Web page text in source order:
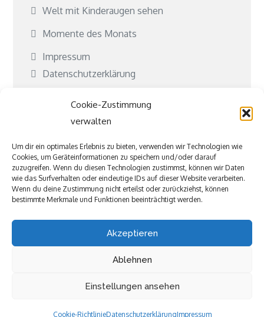
Cookie-Zustimmung
verwalten
Um dir ein optimales Erlebnis zu bieten, verwenden wir Technologien wie
Cookies, um Geräteinformationen zu speichern und/oder darauf
zuzugreifen. Wenn du diesen Technologien zustimmst, können wir Daten
wie das Surfverhalten oder eindeutige IDs auf dieser Website verarbeiten.
Wenn du deine Zustimmung nicht erteilst oder zurückziehst, können
bestimmte Merkmale und Funktionen beeinträchtigt werden.
Akzeptieren
Ablehnen
Einstellungen ansehen
Cookie-RichtlinieDatenschutzerklärungImpressum
Welt mit Kinderaugen sehen
Momente des Monats
Impressum
Datenschutzerklärung
Kontakt
Kooperationen
Was ist Jubeki?
Befreundete und tolle Seiten
Copyright © All rights reserved.Theme Kiddie Care